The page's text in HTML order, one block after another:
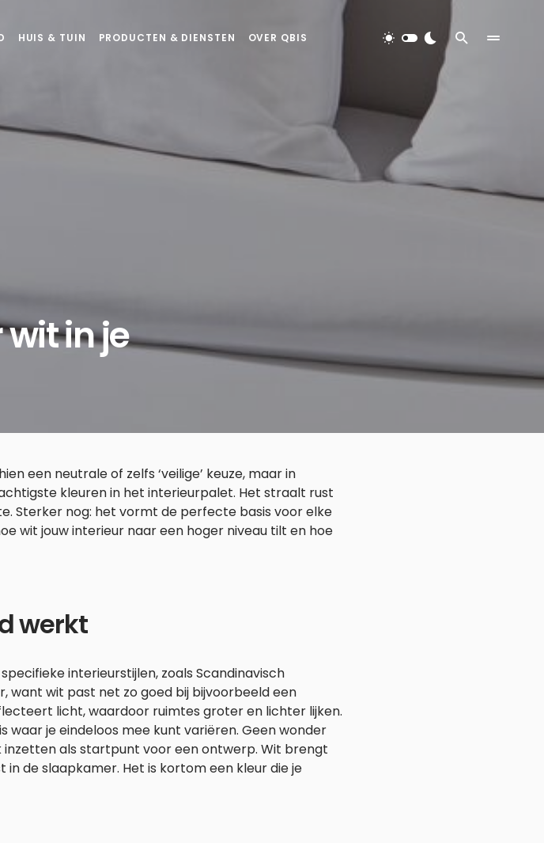
HUIS & TUIN PRODUCTEN & DIENSTEN OVER QBIS
in je
een neutrale of zelfs ‘veilige’ keuze, maar in
kleuren in het interieurpalet. Het straalt rust
Sterker nog: het vormt de perfecte basis voor elke
wit jouw interieur naar een hoger niveau tilt en hoe
werkt
interieurstijlen, zoals Scandinavisch
want wit past net zo goed bij bijvoorbeeld een
licht, waardoor ruimtes groter en lichter lijken.
waar je eindeloos mee kunt variëren. Geen wonder
als startpunt voor een ontwerp. Wit brengt
in de slaapkamer. Het is kortom een kleur die je